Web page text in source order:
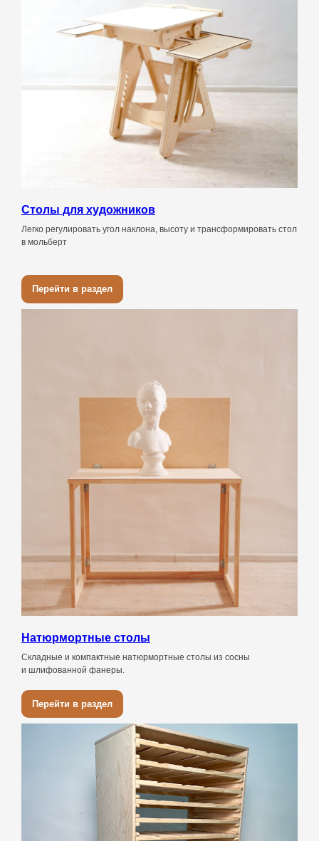
Столы для художников
Легко регулировать угол наклона, высоту и трансформировать стол
в мольберт
Перейти в раздел
Натюрмортные столы
Складные и компактные натюрмортные столы из сосны
и шлифованной фанеры.
Перейти в раздел